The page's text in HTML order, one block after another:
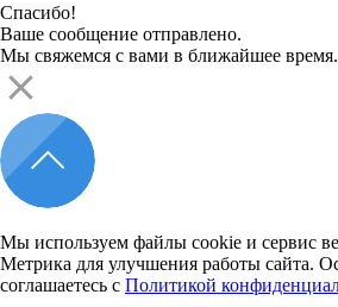
Спасибо!
Ваше сообщение отправлено.
Мы свяжемся с вами в ближайшее время.
Мы используем файлы cookie и сервис
Метрика для улучшения работы сайта.
соглашаетесь с Политикой